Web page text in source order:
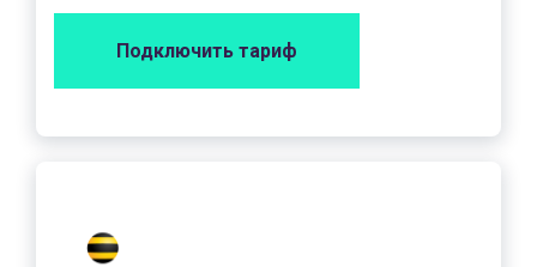
Подключить тариф